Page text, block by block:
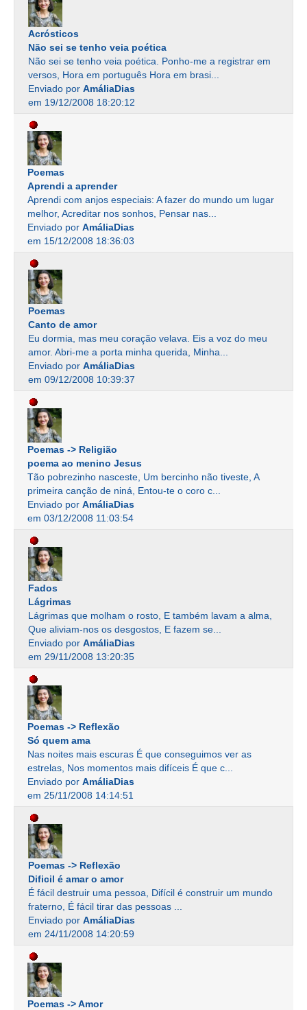
Acrósticos
Não sei se tenho veia poética
Não sei se tenho veia poética. Ponho-me a registrar em
versos, Hora em português Hora em brasi...
Enviado por AmáliaDias
em 19/12/2008 18:20:12
Poemas
Aprendi a aprender
Aprendi com anjos especiais: A fazer do mundo um lugar
melhor, Acreditar nos sonhos, Pensar nas...
Enviado por AmáliaDias
em 15/12/2008 18:36:03
Poemas
Canto de amor
Eu dormia, mas meu coração velava. Eis a voz do meu
amor. Abri-me a porta minha querida, Minha...
Enviado por AmáliaDias
em 09/12/2008 10:39:37
Poemas -> Religião
poema ao menino Jesus
Tão pobrezinho nasceste, Um bercinho não tiveste, A
primeira canção de niná, Entou-te o coro c...
Enviado por AmáliaDias
em 03/12/2008 11:03:54
Fados
Lágrimas
Lágrimas que molham o rosto, E também lavam a alma,
Que aliviam-nos os desgostos, E fazem se...
Enviado por AmáliaDias
em 29/11/2008 13:20:35
Poemas -> Reflexão
Só quem ama
Nas noites mais escuras É que conseguimos ver as
estrelas, Nos momentos mais difíceis É que c...
Enviado por AmáliaDias
em 25/11/2008 14:14:51
Poemas -> Reflexão
Dificil é amar o amor
É fácil destruir uma pessoa, Difícil é construir um mundo
fraterno, É fácil tirar das pessoas ...
Enviado por AmáliaDias
em 24/11/2008 14:20:59
Poemas -> Amor